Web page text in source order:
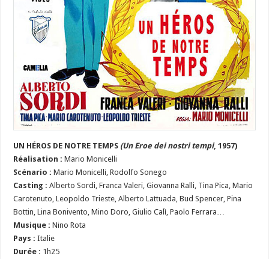
UN HÉROS DE NOTRE TEMPS (Un Eroe dei nostri tempi, 1957)
Réalisation :Mario Monicelli
Scénario : Mario Monicelli, Rodolfo Sonego
Casting :Alberto Sordi, Franca Valeri, Giovanna Ralli, Tina Pica, Mario
Carotenuto, Leopoldo Trieste, Alberto Lattuada, Bud Spencer, Pina
Bottin, Lina Bonivento, Mino Doro, Giulio Calì, Paolo Ferrara…
Musique : Nino Rota
Pays : Italie
Durée : 1h25